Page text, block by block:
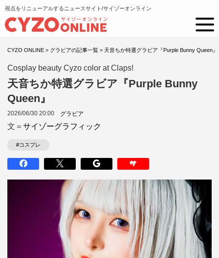
視点をリニューアルするニュースサイト/サイゾーオンライン
CYZO ONLINE > グラビアの記事一覧 > 天音ちか特選グラビア『Purple Bunny Queen』
Cosplay beauty Cyzo color at Claps!
天音ちか特選グラビア『Purple Bunny
Queen』
2026/06/30 20:00 グラビア
文＝ サイゾーグラフィック
#コスプレ